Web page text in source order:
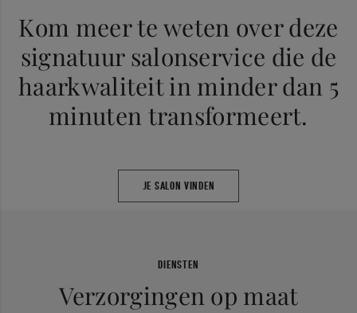
Kom meer te weten over deze
signatuur salonservice die de
haarkwaliteit in minder dan 5
minuten transformeert.
JE SALON VINDEN
DIENSTEN
Verzorgingen op maat